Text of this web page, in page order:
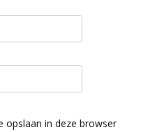
opslaan in deze browser